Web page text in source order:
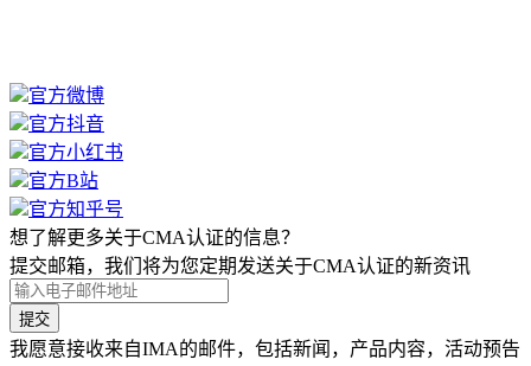
官方微博
官方抖音
官方小红书
官方B站
官方知乎号
想了解更多关于CMA认证的信息？
提交邮箱，我们将为您定期发送关于CMA认证的新资讯
提交
我愿意接收来自IMA的邮件，包括新闻，产品内容，活动预告